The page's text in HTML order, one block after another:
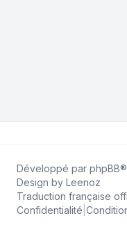
Développé par phpBB
Design by Leenoz
Traduction française
Confidentialité